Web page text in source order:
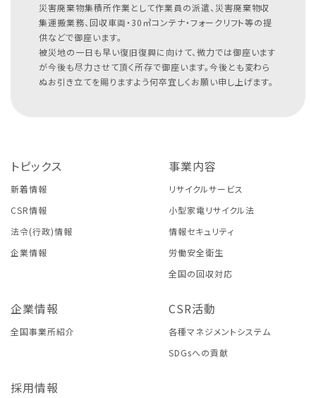
災害廃棄物集積所作業として作業員の派遣、災害廃棄物収
集運搬業務、回収車両・30㎥コンテナ・フォークリフト等の提
供などで御座います。
被災地の一日も早い復旧復興に向けて、微力では御座います
が今後も尽力させて頂く所存で御座います。今後とも変わら
ぬお引き立てを賜りますよう何卒宜しくお願い申し上げます。
トピックス
新着情報
CSR情報
法令(行政)情報
企業情報
事業内容
リサイクルサービス
小型家電リサイクル法
情報セキュリティ
労働安全衛生
全国の回収対応
企業情報
全国事業所紹介
CSR活動
各種マネジメントシステム
SDGsへの貢献
採用情報